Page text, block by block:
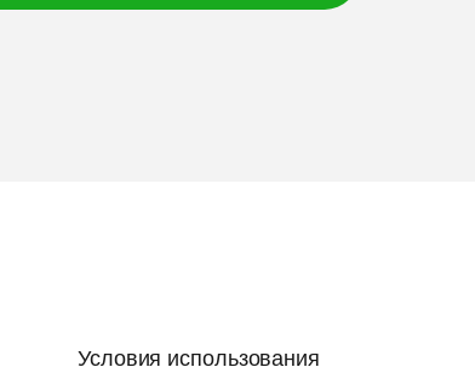
Условия использования